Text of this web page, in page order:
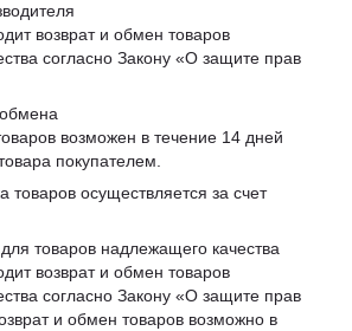
возврат и обмен товаров
согласно Закону «О защите прав
возможен в течение 14 дней
покупателем.
товаров осуществляется за счет
товаров надлежащего качества
возврат и обмен товаров
согласно Закону «О защите прав
и обмен товаров возможно в